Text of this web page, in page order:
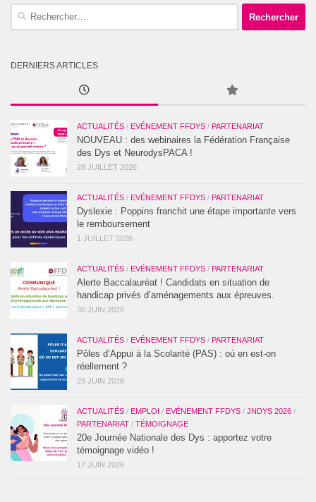
Rechercher :
DERNIERS ARTICLES
ACTUALITÉS / EVÉNEMENT FFDYS / PARTENARIAT
NOUVEAU : des webinaires la Fédération Française
des Dys et NeurodysPACA !
28 JUILLET 2026
ACTUALITÉS / EVÉNEMENT FFDYS / PARTENARIAT
Dyslexie : Poppins franchit une étape importante vers
le remboursement
1 JUILLET 2026
ACTUALITÉS / EVÉNEMENT FFDYS / PARTENARIAT
Alerte Baccalauréat ! Candidats en situation de
handicap privés d’aménagements aux épreuves.
30 JUIN 2026
ACTUALITÉS / EVÉNEMENT FFDYS / PARTENARIAT
Pôles d’Appui à la Scolarité (PAS) : où en est-on
réellement ?
29 JUIN 2026
ACTUALITÉS / EMPLOI / EVÉNEMENT FFDYS / JNDYS 2026 /
PARTENARIAT / TÉMOIGNAGE
20e Journée Nationale des Dys : apportez votre
témoignage vidéo !
17 JUIN 2026